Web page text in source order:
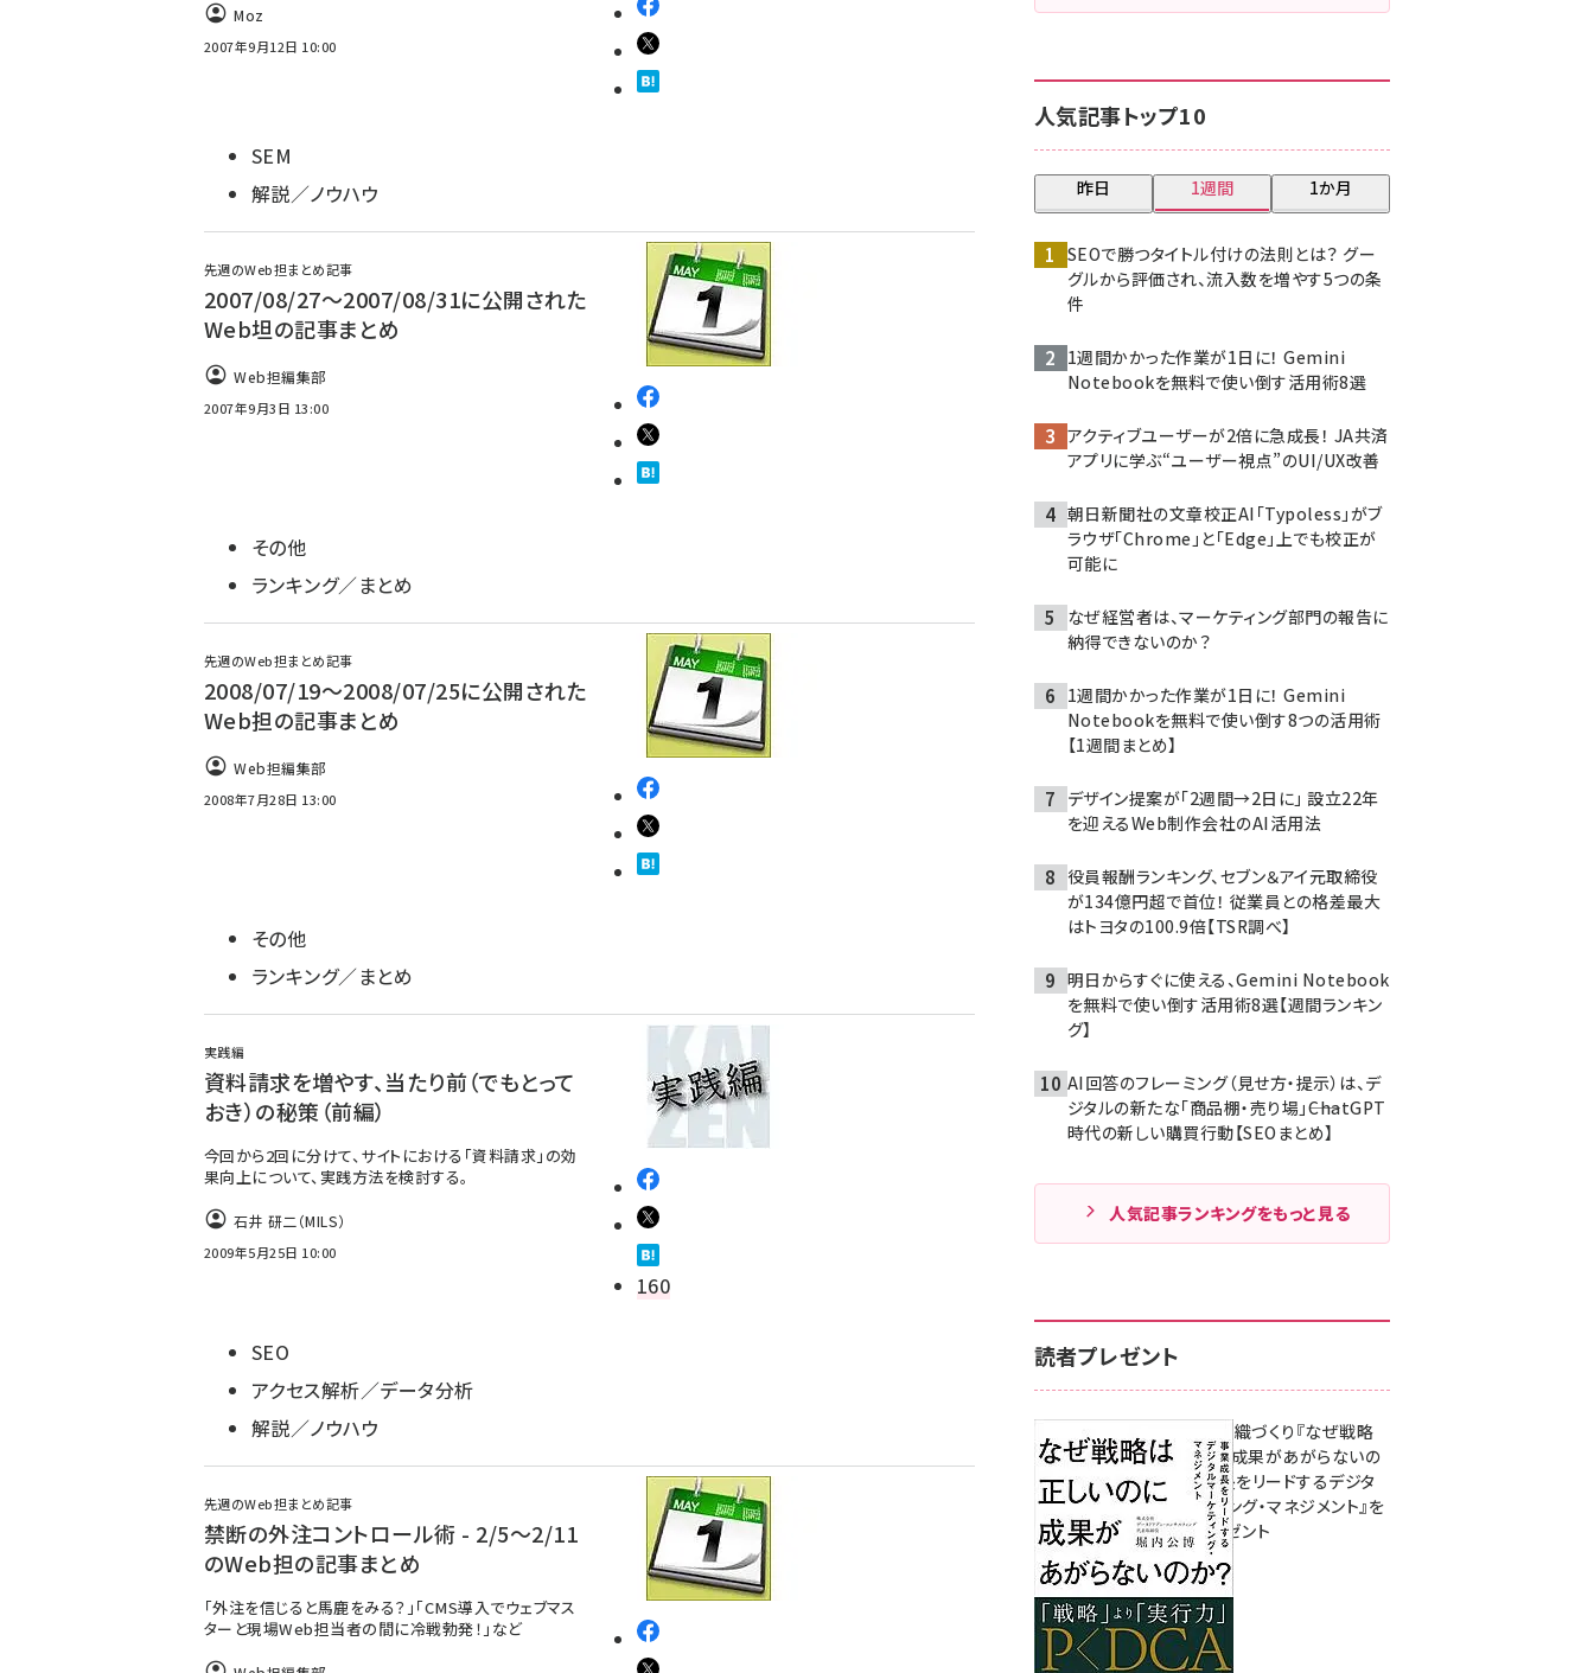
Moz
2007年9月12日 10:00
SEM
解説／ノウハウ
先週のWeb担まとめ記事
2007/08/27〜2007/08/31に公開された
Web坦の記事まとめ
Web担編集部
2007年9月3日 13:00
その他
ランキング／まとめ
先週のWeb担まとめ記事
2008/07/19～2008/07/25に公開された
Web担の記事まとめ
Web担編集部
2008年7月28日 13:00
その他
ランキング／まとめ
実践編
資料請求を増やす、当たり前（でもとって
おき）の秘策（前編）
今回から2回に分けて、サイトにおける「資料請求」の効
果向上について、実践方法を検討する。
石井 研二（MILS）
2009年5月25日 10:00
160
SEO
アクセス解析／データ分析
解説／ノウハウ
先週のWeb担まとめ記事
禁断の外注コントロール術 - 2/5～2/11
のWeb担の記事まとめ
「外注を信じると馬鹿をみる？」「CMS導入でウェブマス
ターと現場Web担当者の間に冷戦勃発！」など
人気記事トップ10
昨日 1週間 1か月
SEOで勝つタイトル付けの法則とは？ グー
グルから評価され、流入数を増やす5つの条
件
1週間かかった作業が1日に！ Gemini
Notebookを無料で使い倒す活用術8選
アクティブユーザーが2倍に急成長！ JA共済
アプリに学ぶ“ユーザー視点”のUI/UX改善
朝日新聞社の文章校正AI「Typoless」がブ
ラウザ「Chrome」と「Edge」上でも校正が
可能に
なぜ経営者は、マーケティング部門の報告に
納得できないのか？
1週間かかった作業が1日に！ Gemini
Notebookを無料で使い倒す8つの活用術
【1週間まとめ】
デザイン提案が「2週間→2日に」 設立22年
を迎えるWeb制作会社のAI活用法
役員報酬ランキング、セブン＆アイ元取締役
が134億円超で首位！ 従業員との格差最大
はトヨタの100.9倍【TSR調べ】
明日からすぐに使える、Gemini Notebook
を無料で使い倒す活用術8選【週間ランキン
グ】
AI回答のフレーミング（見せ方・提示）は、デ
ジタルの新たな「商品棚・売り場」――ChatGPT
時代の新しい購買行動【SEOまとめ】
人気記事ランキングをもっと見る
読者プレゼント
成果を生む組織づくり『なぜ戦略
は正しいのに成果があがらないの
か？ 事業成長をリードするデジタ
ルマーケティング・マネジメント』を
3名様にプレゼント
8月7日 10:00